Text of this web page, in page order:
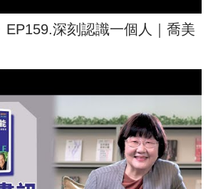
EP159.深刻認識一個人｜喬美